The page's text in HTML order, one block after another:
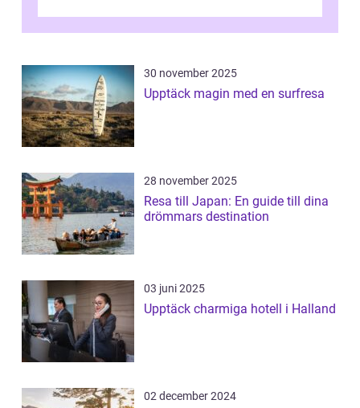
30 november 2025
Upptäck magin med en surfresa
28 november 2025
Resa till Japan: En guide till dina
drömmars destination
03 juni 2025
Upptäck charmiga hotell i Halland
02 december 2024